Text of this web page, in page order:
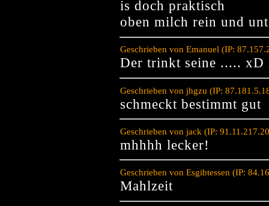
is doch praktisch
oben milch rein und
Geschrieben von Emanuel (IP:
Der trinkt seine ..... xD
Geschrieben von jhgzu (IP:
schmeckt bestimmt gut
Geschrieben von jack (IP:
mhhhh lecker!
Geschrieben von Esgibtessen (IP:
Mahlzeit